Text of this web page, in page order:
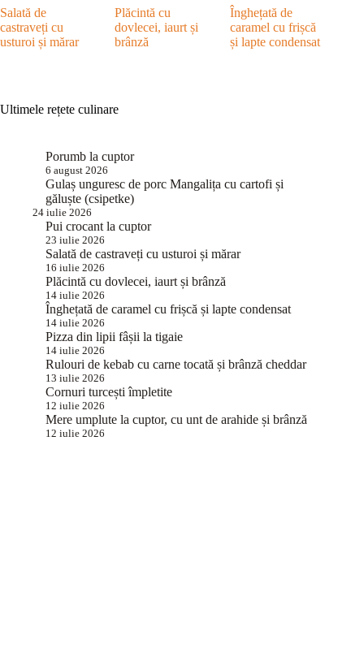
Salată de
castraveți cu
usturoi și mărar
Plăcintă cu
dovlecei, iaurt și
brânză
Înghețată de
caramel cu frișcă
și lapte condensat
Ultimele rețete culinare
Porumb la cuptor
6 august 2026
Gulaș unguresc de porc Mangalița cu cartofi și
găluște (csipetke)
24 iulie 2026
Pui crocant la cuptor
23 iulie 2026
Salată de castraveți cu usturoi și mărar
16 iulie 2026
Plăcintă cu dovlecei, iaurt și brânză
14 iulie 2026
Înghețată de caramel cu frișcă și lapte condensat
14 iulie 2026
Pizza din lipii fâșii la tigaie
14 iulie 2026
Rulouri de kebab cu carne tocată și brânză cheddar
13 iulie 2026
Cornuri turcești împletite
12 iulie 2026
Mere umplute la cuptor, cu unt de arahide și brânză
12 iulie 2026